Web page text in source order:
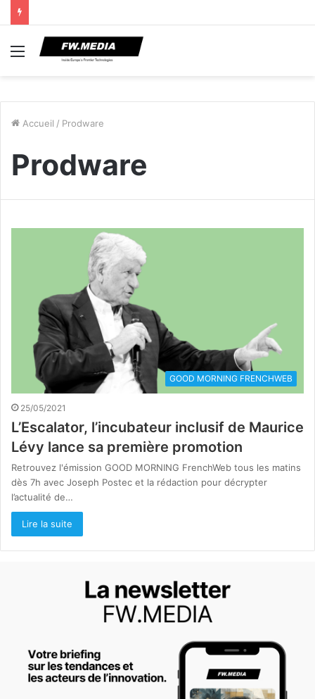
Menu
Accueil / Prodware
Prodware
GOOD MORNING FRENCHWEB
25/05/2021
L’Escalator, l’incubateur inclusif de Maurice
Lévy lance sa première promotion
Retrouvez l'émission GOOD MORNING FrenchWeb tous les matins
dès 7h avec Joseph Postec et la rédaction pour décrypter
l’actualité de…
Lire la suite